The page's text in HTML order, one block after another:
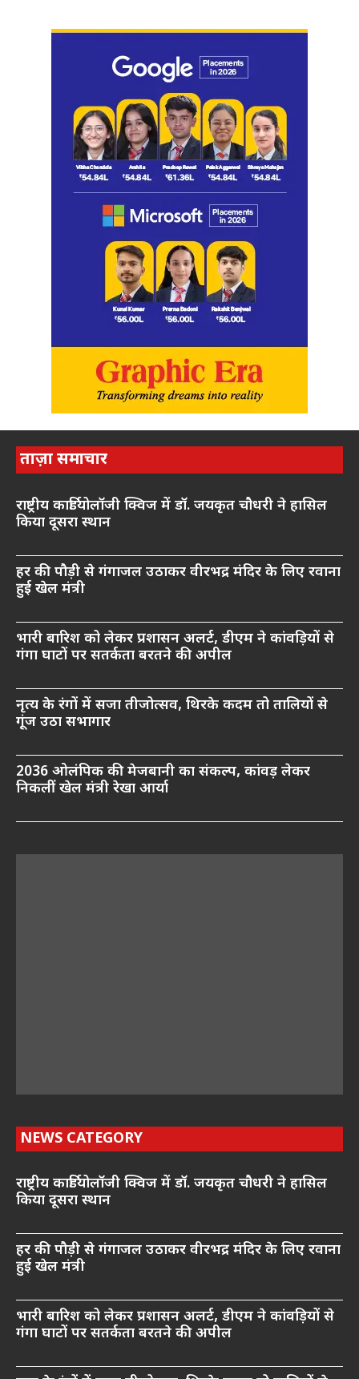
ताज़ा समाचार
राष्ट्रीय कार्डियोलॉजी क्विज में डॉ. जयकृत चौधरी ने हासिल
किया दूसरा स्थान
हर की पौड़ी से गंगाजल उठाकर वीरभद्र मंदिर के लिए रवाना
हुई खेल मंत्री
भारी बारिश को लेकर प्रशासन अलर्ट, डीएम ने कांवड़ियों से
गंगा घाटों पर सतर्कता बरतने की अपील
नृत्य के रंगों में सजा तीजोत्सव, थिरके कदम तो तालियों से
गूंज उठा सभागार
2036 ओलंपिक की मेजबानी का संकल्प, कांवड़ लेकर
निकलीं खेल मंत्री रेखा आर्या
NEWS CATEGORY
राष्ट्रीय कार्डियोलॉजी क्विज में डॉ. जयकृत चौधरी ने हासिल
किया दूसरा स्थान
हर की पौड़ी से गंगाजल उठाकर वीरभद्र मंदिर के लिए रवाना
हुई खेल मंत्री
भारी बारिश को लेकर प्रशासन अलर्ट, डीएम ने कांवड़ियों से
गंगा घाटों पर सतर्कता बरतने की अपील